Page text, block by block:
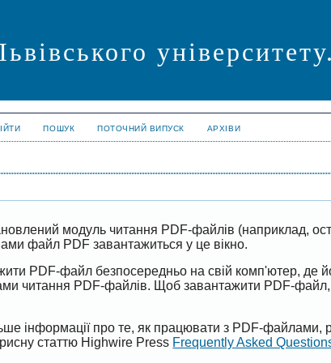
ПОШУК ПОТОЧНИЙ ВИПУСК АРХІВИ
модуль читання PDF-файлів (наприклад,
файл PDF завантажиться у це вікно.
PDF-файл безпосередньо на свій комп'ютер, де
читання PDF-файлів. Щоб завантажити PDF-файл,
інформації про те, як працювати з PDF-файлами,
статтю Highwire Press Frequently Asked